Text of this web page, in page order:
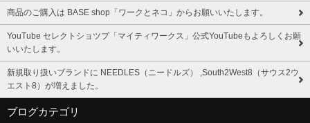
商品のご購入は BASE shop「ワークとネコ」からお願いいたします。
YouTube セレクトショツプ「マイティワークス」公式YouTubeもよろしくお願
いいたします。
新規取り扱いブランドに NEEDLES（ニードルズ） ,South2West8（サウス2ウ
エスト8）が増えました。
ブログカテゴリ